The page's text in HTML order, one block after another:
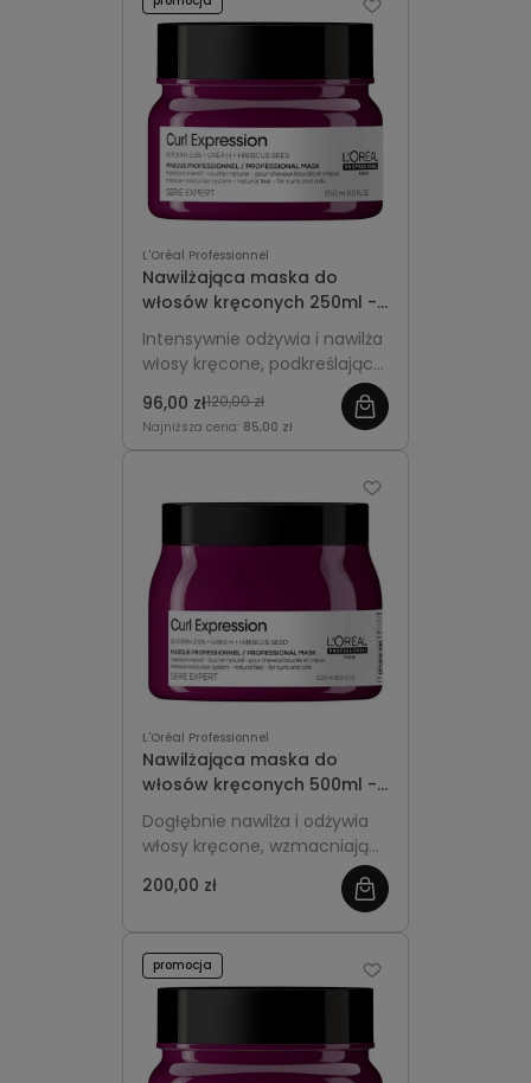
L'Oréal Professionnel
Nawilżająca maska do
włosów kręconych 250ml -
L'Oréal Professionnel Curl
Expression
Intensywnie odżywia i nawilża
włosy kręcone, podkreślając
ich sprężystość, miękkość i
naturalny blask.
96,00 zł120,00 zł
Najniższa cena: 85,00 zł
L'Oréal Professionnel
Nawilżająca maska do
włosów kręconych 500ml -
L'Oréal Professionnel Curl
Expression
Dogłębnie nawilża i odżywia
włosy kręcone, wzmacniając
ich strukturę i podkreślając
elastyczność. Większa,
pielęgnacji.
200,00 zł
promocja